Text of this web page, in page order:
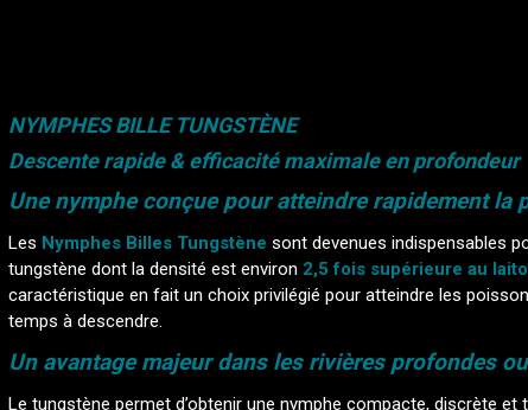
NYMPHES BILLE TUNGSTÈNE
Descente rapide & efficacité maximale en profondeur
Une nymphe conçue pour atteindre rapidement la
Les Nymphes Billes Tungstène sont devenues indispensables
tungstène dont la densité est environ 2,5 fois supérieure au
caractéristique en fait un choix privilégié pour atteindre les
temps à descendre.
Un avantage majeur dans les rivières profondes
Le tungstène permet d’obtenir une nymphe compacte, discrète